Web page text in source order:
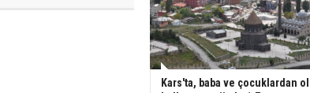
Kars'ta, baba ve çocuklardan